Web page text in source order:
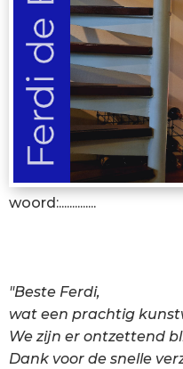
woord:..............
"Beste Ferdi,
wat een prachtig
We zijn er ontzettend
Dank voor de snelle